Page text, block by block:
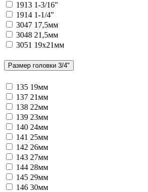
1913 1-3/16"
1914 1-1/4"
3047 17,5мм
3048 21,5мм
3051 19х21мм
Размер головки 3/4"
135 19мм
137 21мм
138 22мм
139 23мм
140 24мм
141 25мм
142 26мм
143 27мм
144 28мм
145 29мм
146 30мм